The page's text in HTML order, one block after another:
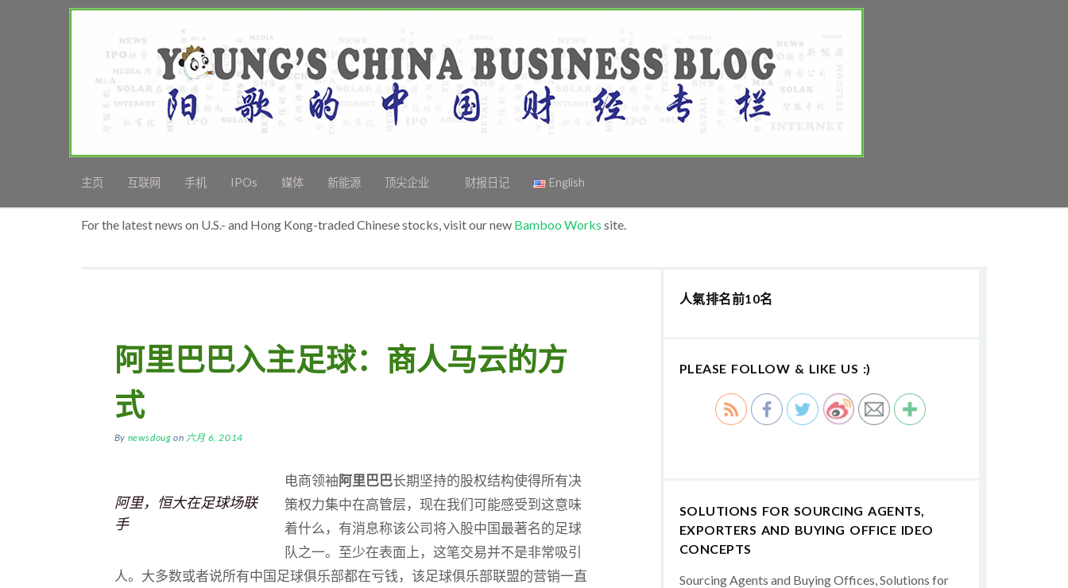
主页 互联网 手机 IPOs 媒体 新能源 顶尖企业 财报日记 English
For the latest news on U.S.- and Hong Kong-traded Chinese stocks, visit our new Bamboo Works site.
阿里巴巴入主足球：商人马云的方
式
By newsdoug on 六月 6, 2014
阿里，恒大在足球场联
手
电商领袖阿里巴巴长期坚持的股权结构使得所有决
策权力集中在高管层，现在我们可能感受到这意味
着什么，有消息称该公司将入股中国最著名的足球
队之一。至少在表面上，这笔交易并不是非常吸引
人。大多数或者说所有中国足球俱乐部都在亏钱，该足球俱乐部联盟的营销一直
人氣排名前10名
PLEASE FOLLOW & LIKE US :)
SOLUTIONS FOR SOURCING AGENTS,
EXPORTERS AND BUYING OFFICE IDEO
CONCEPTS
Sourcing Agents and Buying Offices, Solutions for